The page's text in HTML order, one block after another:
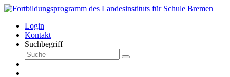
Login
Kontakt
Suchbegriff